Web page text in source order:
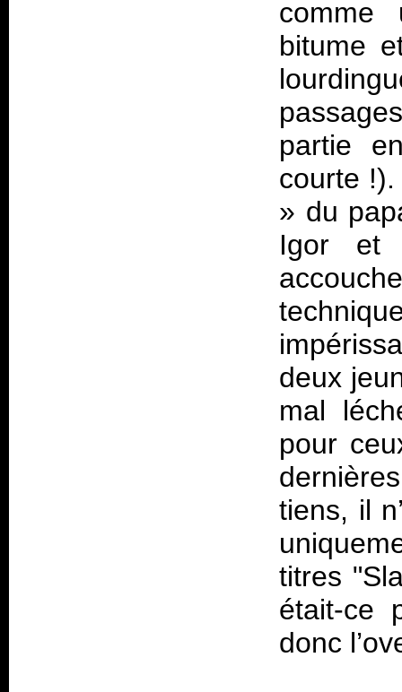
comme
bitume
partie
courte
» du
Igor et
deux
mal
pour
tiens, il
titres
était-ce
donc